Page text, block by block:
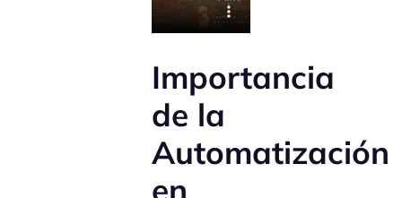
Importancia
de la
Automatización
en